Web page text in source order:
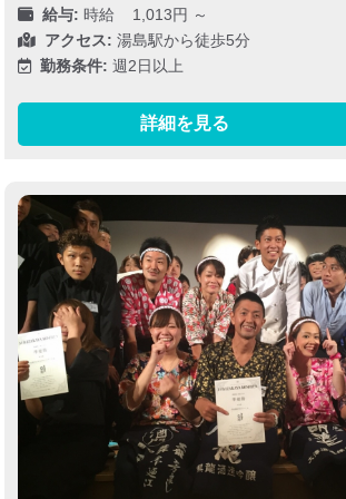
給与: 時給 1,013円 ～
アクセス: 湯島駅から徒歩5分
勤務条件: 週2日以上
詳細を見る